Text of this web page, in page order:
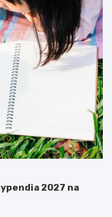
2027 na